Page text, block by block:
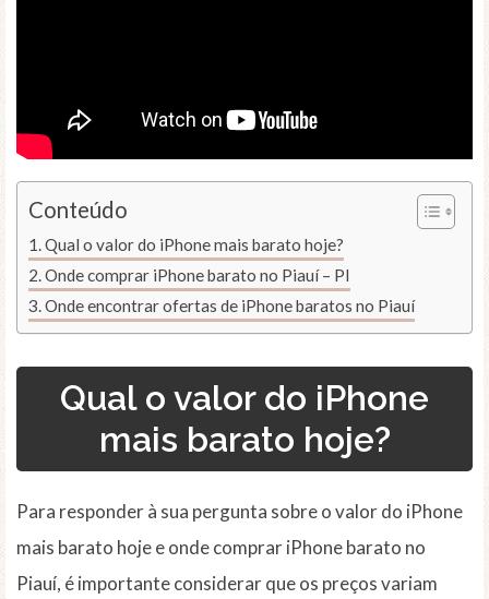
Conteúdo
Qual o valor do iPhone mais barato hoje?
Onde comprar iPhone barato no Piauí – PI
Onde encontrar ofertas de iPhone baratos no Piauí
Qual o valor do iPhone
mais barato hoje?
Para responder à sua pergunta sobre o valor do iPhone
mais barato hoje e onde comprar iPhone barato no
Piauí, é importante considerar que os preços variam